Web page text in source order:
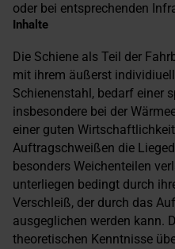
oder bei entsprechenden
Inhalte
Die Schiene als Teil der
mit ihrem äußerst
Schienenstahl, bedarf einer
insbesondere bei der
einer guten
Auftragschweißen die
besonders Weichenteilen
unterliegen bedingt durch
Verschleiß, der durch das
ausgeglichen werden kann.
theoretischen Kenntnisse